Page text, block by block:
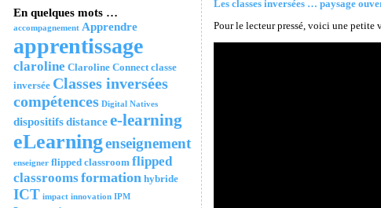
En quelques mots …
accompagnement Apprendre
apprentissage
claroline Claroline Connect classe
inversée Classes inversées
compétences Digital Natives
dispositifsdistancee-learning
eLearningenseignement
enseigner flipped classroom flipped
classroomsformation hybride
ICT impact innovation IPM
Les classes inversées … paysage
Pour le lecteur pressé, voici une petite